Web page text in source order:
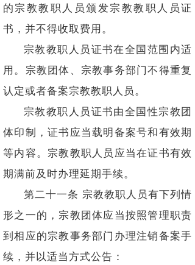
的宗教教职人员颁发宗教教职人员证
书，并不得收取费用。
宗教教职人员证书在全国范围内适
用。宗教团体、宗教事务部门不得重复
认定或者备案宗教教职人员。
宗教教职人员证书由全国性宗教团
体印制，证书应当载明备案号和有效期
等内容。宗教教职人员应当在证书有效
期满前及时办理延期手续。
第二十一条 宗教教职人员有下列情
形之一的，宗教团体应当按照管理职责
到相应的宗教事务部门办理注销备案手
续，并以适当方式公告：